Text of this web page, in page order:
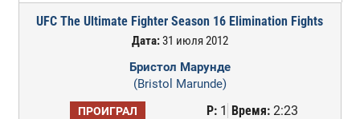
UFC The Ultimate Fighter Season 16 Elimination Fights
Дата:31 июля 2012
Бристол Марунде
(Bristol Marunde)
ПРОИГРАЛ Р:1 Время:2:23